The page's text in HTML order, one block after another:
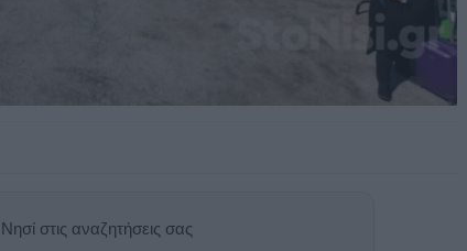
στις αναζητήσεις σας